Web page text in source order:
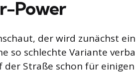
Power
der wird zunächst
so schlechte Variante
der Straße schon für